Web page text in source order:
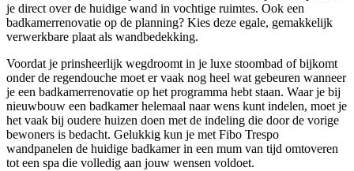
je direct over de huidige wand in vochtige ruimtes. Ook een
badkamerrenovatie op de planning? Kies deze egale, gemakkelijk
verwerkbare plaat als wandbedekking.
Voordat je prinsheerlijk wegdroomt in je luxe stoombad of bijkomt
onder de regendouche moet er vaak nog heel wat gebeuren wanneer
je een badkamerrenovatie op het programma hebt staan. Waar je bij
nieuwbouw een badkamer helemaal naar wens kunt indelen, moet je
het vaak bij oudere huizen doen met de indeling die door de vorige
bewoners is bedacht. Gelukkig kun je met Fibo Trespo
wandpanelen de huidige badkamer in een mum van tijd omtoveren
tot een spa die volledig aan jouw wensen voldoet.